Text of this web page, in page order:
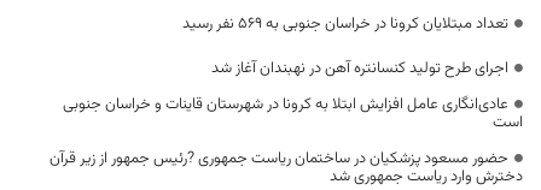
تعداد مبتلایان کرونا در خراسان جنوبی به 569 نفر رسید
اجرای طرح تولید کنسانتره آهن در نهبندان آغاز شد
عادی‌انگاری عامل افزایش ابتلا به کرونا در شهرستان قاینات و خراسان جنوبی
است
حضور مسعود پزشکیان در ساختمان ریاست جمهوری ?رئیس جمهور از زیر قرآن
دخترش وارد ریاست جمهوری شد